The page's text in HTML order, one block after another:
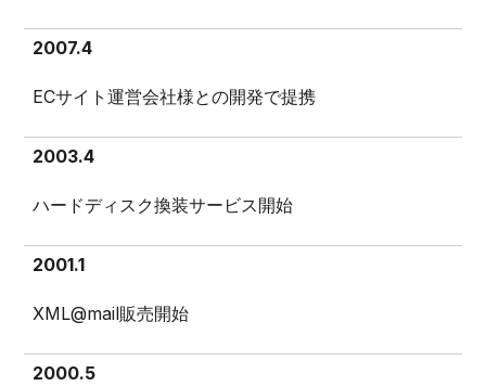
2007.4
ECサイト運営会社様との開発で提携
2003.4
ハードディスク換装サービス開始
2001.1
XML@mail販売開始
2000.5